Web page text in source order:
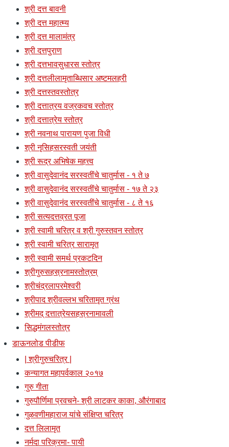
श्री दत्त बावनी
श्री दत्त महात्म्य
श्री दत्त मालामंत्र
श्री दत्तपुराण
श्री दत्तभावसुधारस स्तोत्र
श्री दत्तलीलामृताब्धिसार अष्टमलहरी
श्री दत्तस्तवस्तोत्र
श्री दत्तात्रय वज्रकवच स्तोत्र
श्री दत्तात्रेय स्तोत्र
श्री नवनाथ पारायण पुजा विधी
श्री नृसिहसरस्वती जयंती
श्री रूद्र अभिषेक महत्त्व
श्री वासुदेवानंद सरस्वतींचे चातुर्मास - १ ते ७
श्री वासुदेवानंद सरस्वतींचे चातुर्मास - १७ ते २३
श्री वासुदेवानंद सरस्वतींचे चातुर्मास - ८ ते १६
श्री सत्यदत्तव्रत पूजा
श्री स्वामी चरित्र व श्री गुरुस्तवन स्तोत्र
श्री स्वामी चरित्र सारामृत
श्री स्वामी समर्थ प्रकटदिन
श्रीगुरुसहस्रनामस्तोत्रम्
श्रीचंद्रलापरमेश्वरी
श्रीपाद श्रीवल्लभ चरितामृत ग्रंथ
श्रीमद् दत्तात्रेयसहस्रनामावली
सिद्धमंगलस्तोत्र
डाऊनलोड पीडीफ
| श्रीगुरुचरित्र |
कन्यागत महापर्वकाल २०१७
गुरु गीता
गुरुपौर्णिमा प्रवचने- श्री लाटकर काका, औरंगाबाद
गुळवणीमहाराज यांचे संक्षिप्त चरित्र
दत्त लिलामृत
नर्मदा परिक्रमा- पायी